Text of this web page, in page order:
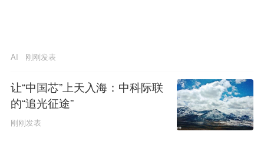
AI 刚刚发表
让“中国芯”上天入海：中科际联
的“追光征途”
刚刚发表